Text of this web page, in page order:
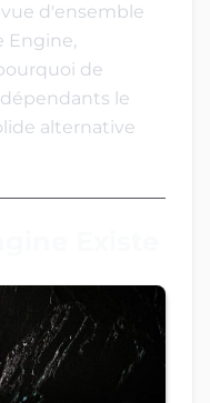
d'ensemble
Engine,
de
le
alternative